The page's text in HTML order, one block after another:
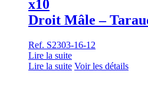
x10
Droit Mâle –
Ref. S2303-16-12
Lire la suite
Lire la suite Voir les détails